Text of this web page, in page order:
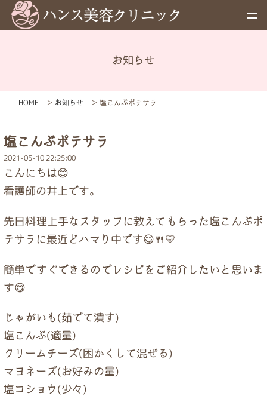
メニュー
予約
初めての方へ
ドクター紹介
当院について
トップページ
お知らせ
HOME ＞ お知らせ ＞ 塩こんぶポテサラ
塩こんぶポテサラ
2021-05-10 22:25:00
こんにちは😊
看護師の井上です。
先日料理上手なスタッフに教えてもらった塩こんぶポ
テサラに最近どハマり中です😋🍴💛
簡単ですぐできるのでレシピをご紹介したいと思いま
す😋
じゃがいも(茹でて潰す)
塩こんぶ(適量)
クリームチーズ(困かくして混ぜる)
マヨネーズ(お好みの量)
塩コショウ(少々)